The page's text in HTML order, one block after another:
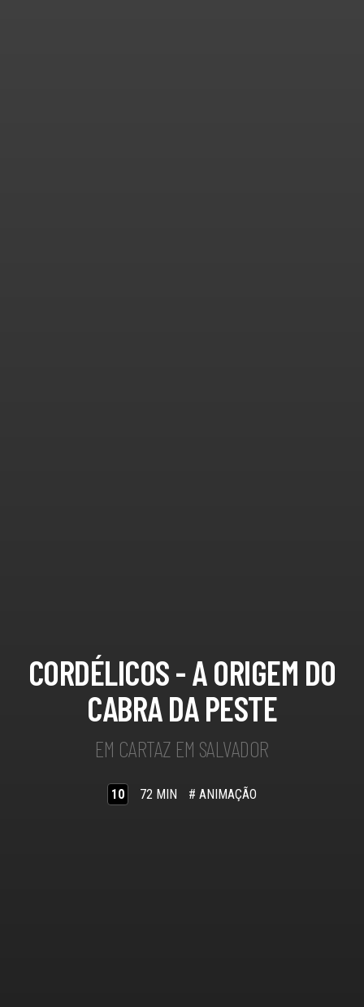
CORDÉLICOS - A ORIGEM DO
CABRA DA PESTE
EM CARTAZ EM SALVADOR
10 72 MIN # ANIMAÇÃO